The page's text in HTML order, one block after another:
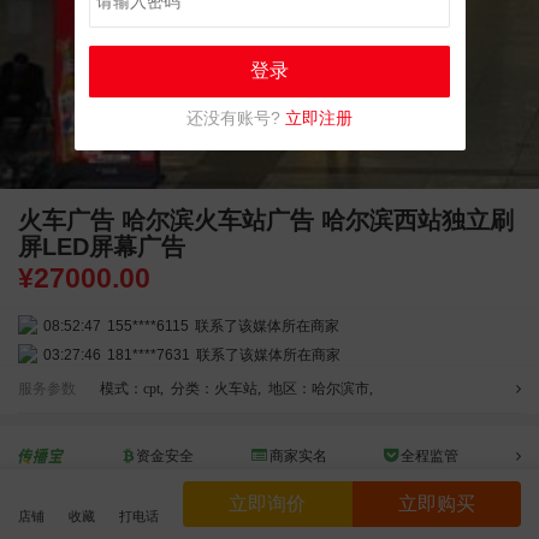
店铺 收藏 打电话
立即询价 立即购买
火车广告 哈尔滨火车站广告 哈尔滨西站独立刷
屏LED屏幕广告
¥27000.00
08:52:47 155****6115 联系了该媒体所在商家
03:27:46 181****7631 联系了该媒体所在商家
03:18:49
173****0620 联系了该媒体所在商家
联系了该媒体所在商家
04:12:36
181****8167 联系了该媒体所在商家
服务参数 模式：cpt, 分类：火车站 地区：哈尔滨市
资金安全 商家实名 全程监管
请选择线上担保交易，线下交易资金安全不受平台保护
登录
还没有账号? 立即注册